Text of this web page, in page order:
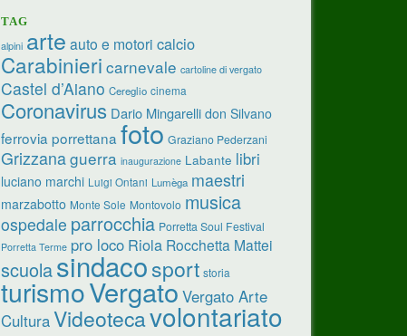
TAG
alpini arte auto e motori calcio
Carabinieri carnevale cartoline di vergato
Castel d’Aiano Cereglio cinema
Coronavirus Dario Mingarelli don Silvano
ferrovia porrettana foto Graziano Pederzani
Grizzanaguerra inaugurazione Labante libri
luciano marchi Luigi Ontani Lumèga maestri
marzabotto Monte Sole Montovolo musica
ospedale parrocchia Porretta Soul Festival
Porretta Terme pro loco Riola Rocchetta Mattei
scuolasindacosport storia
turismoVergato Vergato Arte
CulturaVideotecavolontariato